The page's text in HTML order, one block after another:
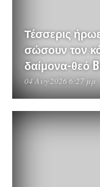
Τέσσερις
σώσουν τον
δαίμονα-θεό
04 Αυγ 2026 6:27 μμ